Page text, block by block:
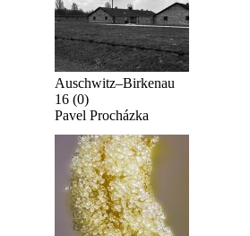
Auschwitz–Birkenau
16 (0)
Pavel Procházka